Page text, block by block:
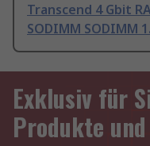
Transcend 4 Gbit
SODIMM SODIMM
Exklusiv für
Produkte